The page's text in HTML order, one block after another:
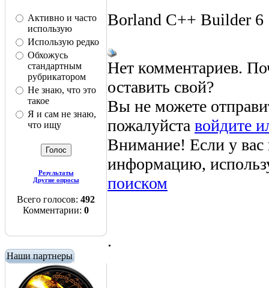
Активно и часто
использую
Использую редко
Обхожусь
стандартным
рубрикатором
Не знаю, что это
такое
Я и сам не знаю,
что ищу
Результаты
Другие опросы
Всего голосов: 492
Комментарии: 0
Наши партнеры
Borland C++ Builder 6
Нет комментариев.
оставить свой?
Вы не можете
пожалуйста войдите
Внимание! Если у
информацию,
поиском
.